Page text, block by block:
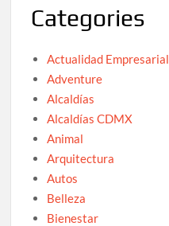
Categories
Actualidad Empresarial
Adventure
Alcaldías
Alcaldías CDMX
Animal
Arquitectura
Autos
Belleza
Bienestar